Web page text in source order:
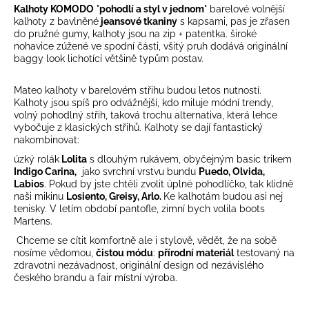
Kalhoty KOMODO "pohodlí a styl v jednom" barelové volnější
kalhoty z bavlněné jeansové tkaniny s kapsami, pas je zřasen
do pružné gumy, kalhoty jsou na zip + patentka. široké
nohavice zúžené ve spodní části, všitý pruh dodává originální
baggy look lichotící většině typům postav.
Mateo kalhoty v barelovém střihu budou letos nutností.
Kalhoty jsou spíš pro odvážnější, kdo miluje módní trendy,
volný pohodlný střih, taková trochu alternativa, která lehce
vybočuje z klasických střihů. Kalhoty se dají fantastický
nakombinovat:
úzký rolák Lolita s dlouhým rukávem, obyčejným basic trikem
Indigo Carina, jako svrchní vrstvu bundu Puedo, Olvida,
Labios. Pokud by jste chtěli zvolit úplné pohodlíčko, tak klidně
naši mikinu Losiento, Greisy, Arlo. Ke kalhotám budou asi nej
tenisky. V letím období pantofle, zimní bych volila boots
Martens.
Chceme se cítit komfortně ale i stylově, vědět, že na sobě
nosíme vědomou, čistou módu: přírodní materiáltestovaný na
zdravotní nezávadnost, originální design od nezávislého
českého brandu a fair místní výroba.
HLEDAT
D
o
p
o
r
u
č
u
j
e
m
e